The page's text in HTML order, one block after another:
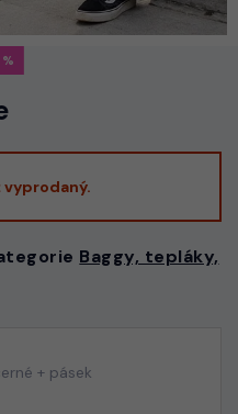
Baggy, tepláky,
+ pásek